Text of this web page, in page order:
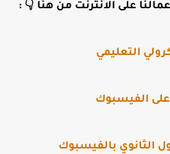
على الانترنت من هنا 👇 :
التعليمي
الفيسبوك
بالفيسبوك